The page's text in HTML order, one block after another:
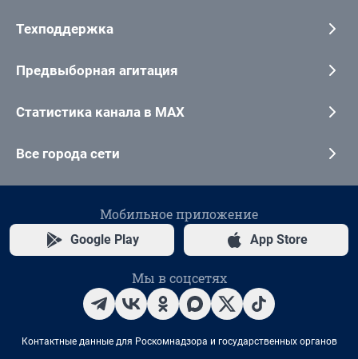
Техподдержка
Предвыборная агитация
Статистика канала в MAX
Все города сети
Мобильное приложение
Google Play App Store
Мы в соцсетях
Контактные данные для Роскомнадзора и государственных органов